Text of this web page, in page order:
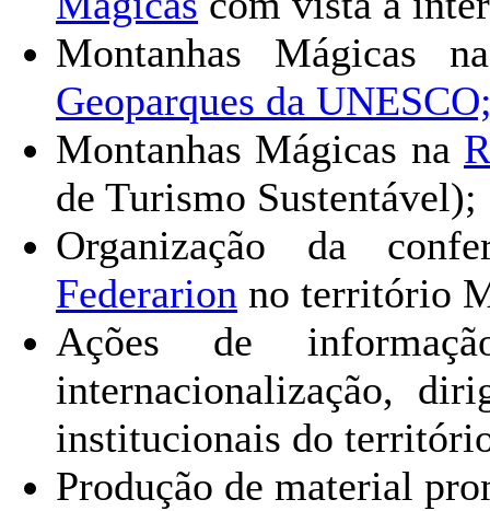
Montanhas Mágicas
Geoparques da
Montanhas Mágicas na
de Turismo Sustentável);
Organização da
Federarion no território
Ações de
internacionalização,
institucionais do
Produção de material